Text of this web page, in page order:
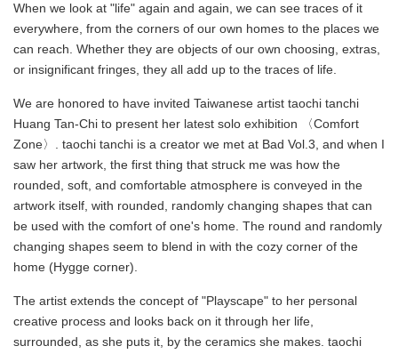
When we look at "life" again and again, we can see traces of it
everywhere, from the corners of our own homes to the places we
can reach. Whether they are objects of our own choosing, extras,
or insignificant fringes, they all add up to the traces of life.
We are honored to have invited Taiwanese artist taochi tanchi
Huang Tan-Chi to present her latest solo exhibition 〈Comfort
Zone〉. taochi tanchi is a creator we met at Bad Vol.3, and when I
saw her artwork, the first thing that struck me was how the
rounded, soft, and comfortable atmosphere is conveyed in the
artwork itself, with rounded, randomly changing shapes that can
be used with the comfort of one's home. The round and randomly
changing shapes seem to blend in with the cozy corner of the
home (Hygge corner).
The artist extends the concept of "Playscape" to her personal
creative process and looks back on it through her life,
surrounded, as she puts it, by the ceramics she makes. taochi